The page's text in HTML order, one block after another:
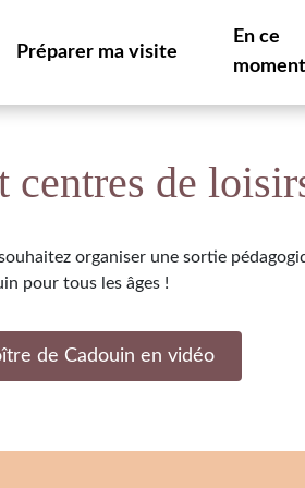
Préparer ma visite
En ce
moment
centres de
organiser une sortie
pour tous les âges !
de Cadouin en vidéo